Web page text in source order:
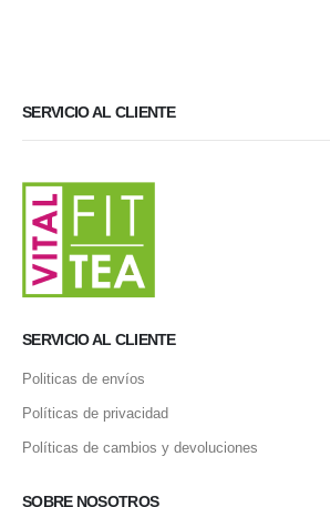
SERVICIO AL CLIENTE
SERVICIO AL CLIENTE
Politicas de envíos
Políticas de privacidad
Políticas de cambios y devoluciones
SOBRE NOSOTROS